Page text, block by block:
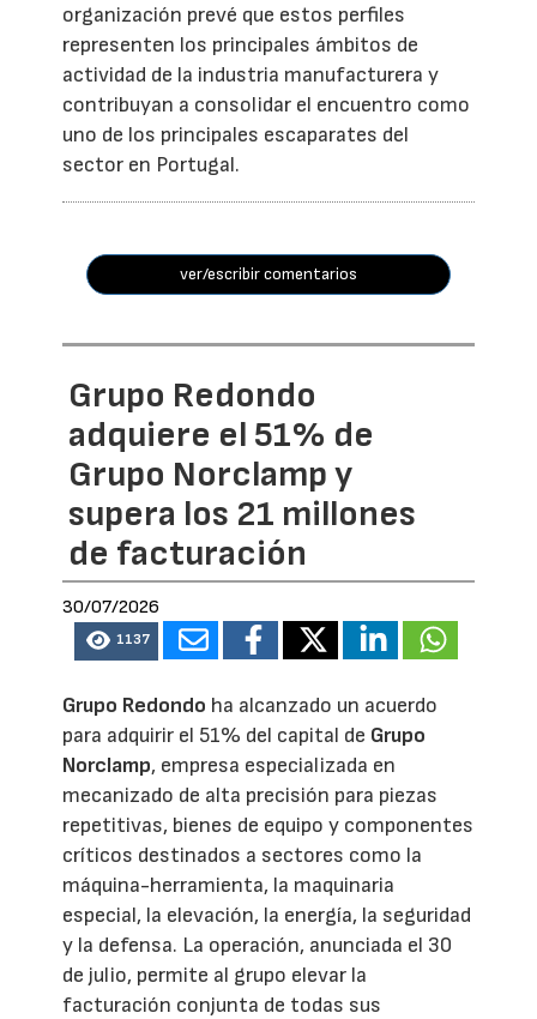
organización prevé que estos perfiles
representen los principales ámbitos de
actividad de la industria manufacturera y
contribuyan a consolidar el encuentro como
uno de los principales escaparates del
sector en Portugal.
ver/escribir comentarios
Grupo Redondo
adquiere el 51% de
Grupo Norclamp y
supera los 21 millones
de facturación
30/07/2026
1137
Grupo Redondo ha alcanzado un acuerdo
para adquirir el 51% del capital de Grupo
Norclamp, empresa especializada en
mecanizado de alta precisión para piezas
repetitivas, bienes de equipo y componentes
críticos destinados a sectores como la
máquina-herramienta, la maquinaria
especial, la elevación, la energía, la seguridad
y la defensa. La operación, anunciada el 30
de julio, permite al grupo elevar la
facturación conjunta de todas sus